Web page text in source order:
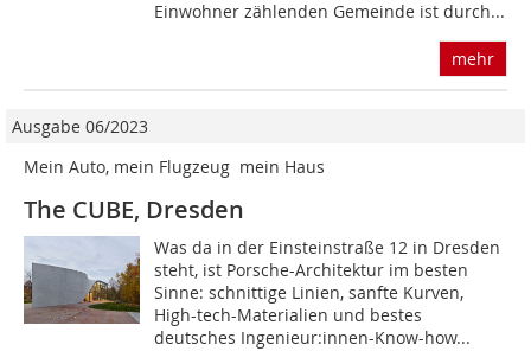
Einwohner zählenden Gemeinde ist durch...
mehr
Ausgabe 06/2023
Mein Auto, mein Flugzeug  mein Haus
The CUBE, Dresden
Was da in der Einsteinstraße 12 in Dresden
steht, ist Porsche-Architektur im besten
Sinne: schnittige Linien, sanfte Kurven,
High-tech-Materialien und bestes
deutsches Ingenieur:innen-Know-how...